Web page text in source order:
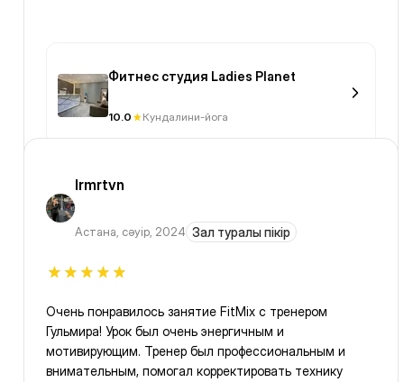
Фитнес студия Ladies Planet
10.0 Кундалини-йога
lrmrtvn
Астана, сәуір, 2024 Зал туралы пікір
Очень понравилось занятие FitMix с тренером
Гульмира! Урок был очень энергичным и
мотивирующим. Тренер был профессиональным и
внимательным, помогал корректировать технику